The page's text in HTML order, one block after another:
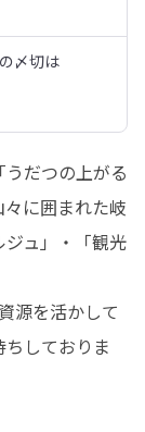
〆切は
だつの上がる
に囲まれた岐
ュ」・「観光
源を活かして
しておりま